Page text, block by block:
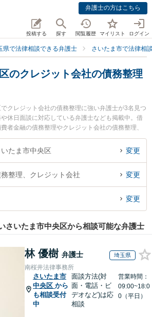
弁護士の方はこちら
投稿する 探す 閲覧履歴 マイリスト ログイン
県で法律相談できる弁護士 さいたま市で法律相
のクレジット会社の債務整理
クレジット会社の債務整理に強い弁護士が3名見つ
休日面談に対応している弁護士なども掲載中。借
者金融の債務整理やクレジット会社の債務整理、
な分野での絞り込み検索もでき便利です。特にSIN
護士やさいたま新都心法律事務所の眞砂 一也弁護
のトラブルを今すぐに弁護士に相談したい』『ク
ラブル解決の実績豊富な近くの弁護士を検索した
ット会社の債務整理を法律相談できるさいたま市
たま市中央区 変更
整理、クレジット会社 変更
変更
さいたま市中央区から相談可能な弁護士
林 優樹 弁護士 埼玉県
南桜井法律事務所
さいたま市
中央区 から
も相談受付
中
面談方法(対
面・電話・ビ
デオなど)は応
相談
営業時間：
09:00~18:0
0（平日）